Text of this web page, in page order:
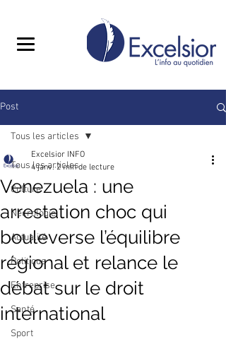
Post
Tous les articles
Culture
Nécrologie
Actualité
Politique
Entreprise
Santé
Sport
Tous les articles
Venezuela : une
arrestation choc qui
bouleverse l’équilibre
régional et relance le
débat sur le droit
international ‎
Excelsior INFO
4 janv. 2 min de lecture